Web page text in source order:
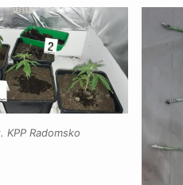
KPP Radomsko